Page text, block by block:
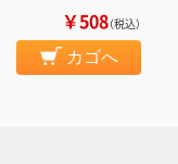
￥508（税込）
カゴへ